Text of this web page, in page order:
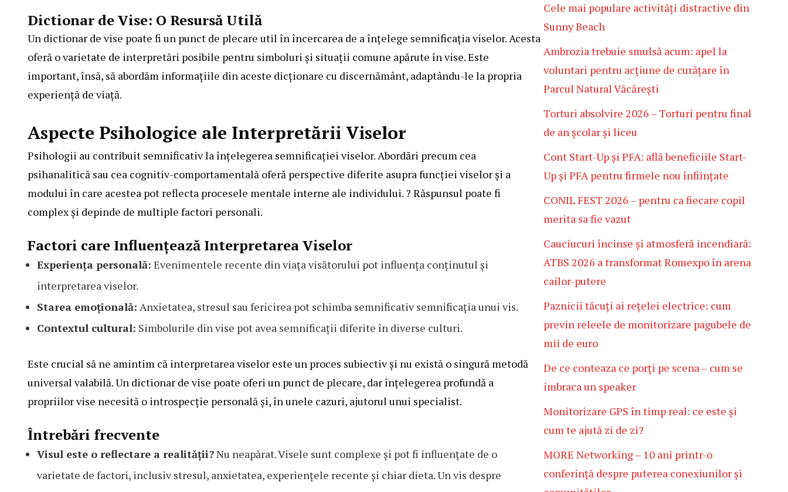
Dictionar de Vise: O Resursă Utilă
Un dictionar de vise poate fi un punct de plecare util în încercarea de a înțelege semnificația viselor. Acesta
oferă o varietate de interpretări posibile pentru simboluri și situații comune apărute în vise. Este
important, însă, să abordăm informațiile din aceste dicționare cu discernământ, adaptându-le la propria
experiență de viață.
Aspecte Psihologice ale Interpretării Viselor
Psihologii au contribuit semnificativ la înțelegerea semnificației viselor. Abordări precum cea
psihanalitică sau cea cognitiv-comportamentală oferă perspective diferite asupra funcției viselor și a
modului în care acestea pot reflecta procesele mentale interne ale individului. ? Răspunsul poate fi
complex și depinde de multiple factori personali.
Factori care Influențează Interpretarea Viselor
Experiența personală: Evenimentele recente din viața visătorului pot influența conținutul și
interpretarea viselor.
Starea emoțională: Anxietatea, stresul sau fericirea pot schimba semnificativ semnificația unui vis.
Contextul cultural: Simbolurile din vise pot avea semnificații diferite în diverse culturi.
Este crucial să ne amintim că interpretarea viselor este un proces subiectiv și nu există o singură metodă
universal valabilă. Un dictionar de vise poate oferi un punct de plecare, dar înțelegerea profundă a
propriilor vise necesită o introspecție personală și, în unele cazuri, ajutorul unui specialist.
Întrebări frecvente
Visul este o reflectare a realității?Nu neapărat. Visele sunt complexe și pot fi influențate de o
varietate de factori, inclusiv stresul, anxietatea, experiențele recente și chiar dieta. Un vis despre
Cele mai populare activități distractive din
Sunny Beach
Ambrozia trebuie smulsă acum: apel la
voluntari pentru acțiune de curățare în
Parcul Natural Văcărești
Torturi absolvire 2026 – Torturi pentru final
de an școlar și liceu
Cont Start-Up și PFA: află beneficiile Start-
Up și PFA pentru firmele nou înființate
CONIL FEST 2026 – pentru ca fiecare copil
merita sa fie vazut
Cauciucuri încinse și atmosferă incendiară:
ATBS 2026 a transformat Romexpo în arena
cailor-putere
Paznicii tăcuți ai rețelei electrice: cum
previn releele de monitorizare pagubele de
mii de euro
De ce conteaza ce porți pe scena – cum se
imbraca un speaker
Monitorizare GPS în timp real: ce este și
cum te ajută zi de zi?
MORE Networking – 10 ani printr-o
conferință despre puterea conexiunilor și